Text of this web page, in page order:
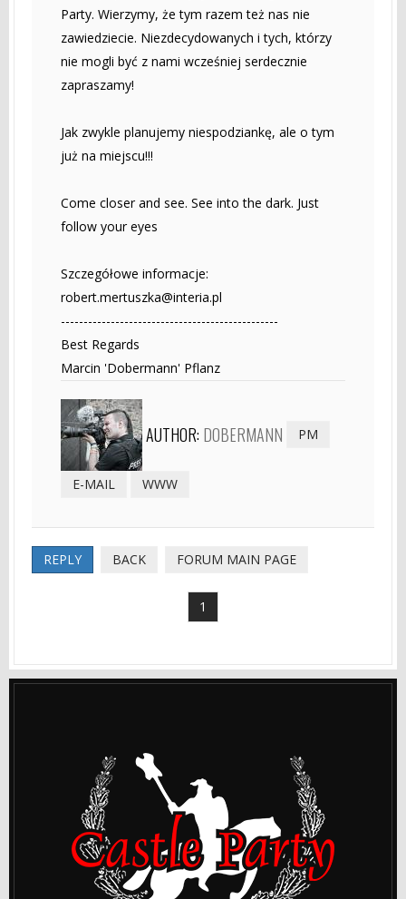
Party. Wierzymy, że tym razem też nas nie
zawiedziecie. Niezdecydowanych i tych, którzy
nie mogli być z nami wcześniej serdecznie
zapraszamy!
Jak zwykle planujemy niespodziankę, ale o tym
już na miejscu!!!
Come closer and see. See into the dark. Just
follow your eyes
Szczegółowe informacje:
robert.mertuszka@interia.pl
------------------------------------------------
Best Regards
Marcin 'Dobermann' Pflanz
AUTHOR: DOBERMANN PM
E-MAIL WWW
REPLY BACK FORUM MAIN PAGE
1